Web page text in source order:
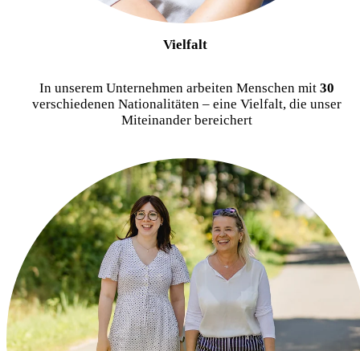
Vielfalt
In unserem Unternehmen arbeiten Menschen mit 30
verschiedenen Nationalitäten – eine Vielfalt, die unser
Miteinander bereichert